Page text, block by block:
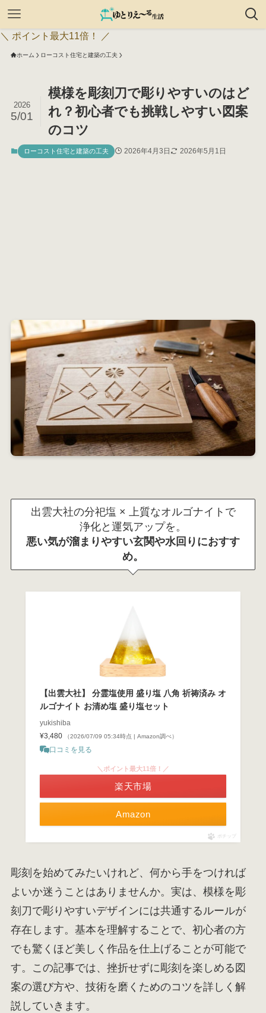
＼ ポイント最大11倍！ ／
ホーム ローコスト住宅と建築の工夫
模様を彫刻刀で彫りやすいのはど
れ？初心者でも挑戦しやすい図案
のコツ
2026
5/01
ローコスト住宅と建築の工夫 2026年4月3日 2026年5月1日
出雲大社の分祀塩 × 上質なオルゴナイトで
浄化と運気アップを。
悪い気が溜まりやすい玄関や水回りにおすす
め。
【出雲大社】 分霊塩使用 盛り塩 八角 祈祷済み オ
ルゴナイト お清め塩 盛り塩セット
yukishiba
¥3,480
（2026/07/09 05:34時点 | Amazon調べ）
口コミを見る
Amazon
＼ポイント最大11倍！／
楽天市場
ポチップ
彫刻を始めてみたいけれど、何から手をつければ
よいか迷うことはありませんか。実は、模様を彫
刻刀で彫りやすいデザインには共通するルールが
存在します。基本を理解することで、初心者の方
でも驚くほど美しく作品を仕上げることが可能で
す。この記事では、挫折せずに彫刻を楽しめる図
案の選び方や、技術を磨くためのコツを詳しく解
説していきます。